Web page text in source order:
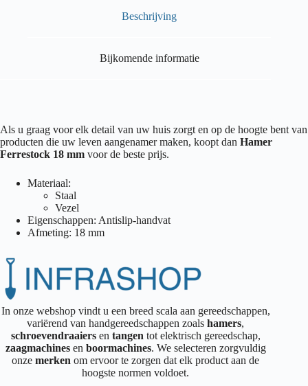
Beschrijving
Bijkomende informatie
Als u graag voor elk detail van uw huis zorgt en op de hoogte bent van
producten die uw leven aangenamer maken, koopt dan Hamer
Ferrestock 18 mm voor de beste prijs.
Materiaal:
Staal
Vezel
Eigenschappen: Antislip-handvat
Afmeting: 18 mm
In onze webshop vindt u een breed scala aan gereedschappen,
variërend van handgereedschappen zoalshamers,
schroevendraaiersen tangen tot elektrisch gereedschap,
zaagmachines en boormachines. We selecteren zorgvuldig
onzemerkenom ervoor te zorgen dat elk product aan de
hoogste normen voldoet.